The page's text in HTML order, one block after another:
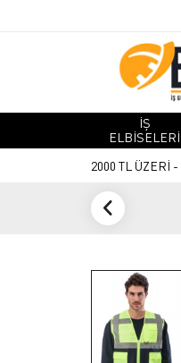
İŞ
ELBİSELERİ
2000 TL ÜZERİ -